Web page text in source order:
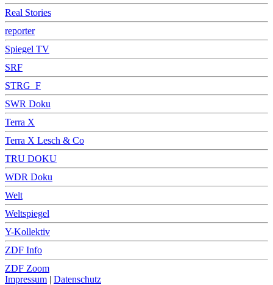
Real Stories
reporter
Spiegel TV
SRF
STRG_F
SWR Doku
Terra X
Terra X Lesch & Co
TRU DOKU
WDR Doku
Welt
Weltspiegel
Y-Kollektiv
ZDF Info
ZDF Zoom
Impressum | Datenschutz